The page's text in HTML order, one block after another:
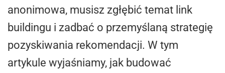
anonimowa, musisz zgłębić temat link
buildingu i zadbać o przemyślaną strategię
pozyskiwania rekomendacji. W tym
artykule wyjaśniamy, jak budować